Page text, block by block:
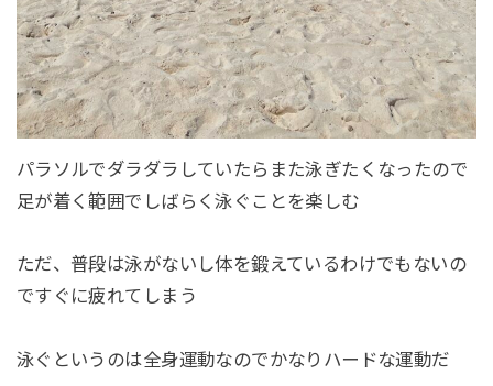
パラソルでダラダラしていたらまた泳ぎたくなったので
足が着く範囲でしばらく泳ぐことを楽しむ
ただ、普段は泳がないし体を鍛えているわけでもないの
ですぐに疲れてしまう
泳ぐというのは全身運動なのでかなりハードな運動だ